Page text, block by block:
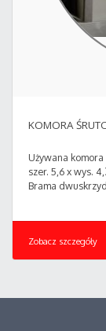
KOMORA
Używana
szer. 5,6 x wys.
Brama
Zobacz szczegóły